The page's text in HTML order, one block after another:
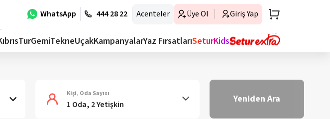
WhatsApp 444 28 22 Acenteler Üye Ol Giriş Yap
TurGemiTekneUçakKampanyalarYaz FırsatlarıSeturKids
Kişi, Oda Sayısı
1 Oda, 2 Yetişkin Yeniden Ara